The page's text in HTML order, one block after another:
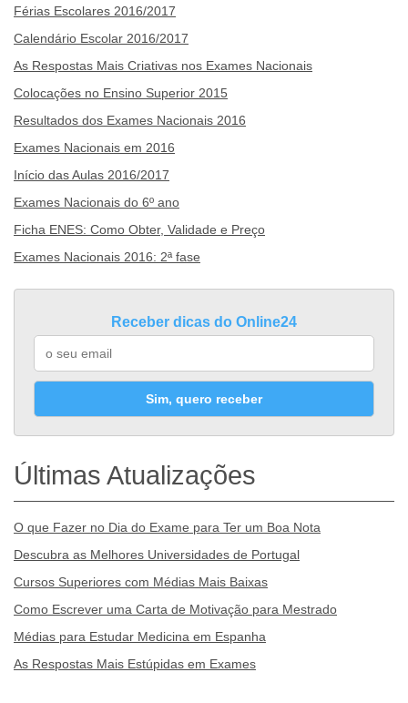
Férias Escolares 2016/2017
Calendário Escolar 2016/2017
As Respostas Mais Criativas nos Exames Nacionais
Colocações no Ensino Superior 2015
Resultados dos Exames Nacionais 2016
Exames Nacionais em 2016
Início das Aulas 2016/2017
Exames Nacionais do 6º ano
Ficha ENES: Como Obter, Validade e Preço
Exames Nacionais 2016: 2ª fase
Receber dicas do Online24
Sim, quero receber
Últimas Atualizações
O que Fazer no Dia do Exame para Ter um Boa Nota
Descubra as Melhores Universidades de Portugal
Cursos Superiores com Médias Mais Baixas
Como Escrever uma Carta de Motivação para Mestrado
Médias para Estudar Medicina em Espanha
As Respostas Mais Estúpidas em Exames